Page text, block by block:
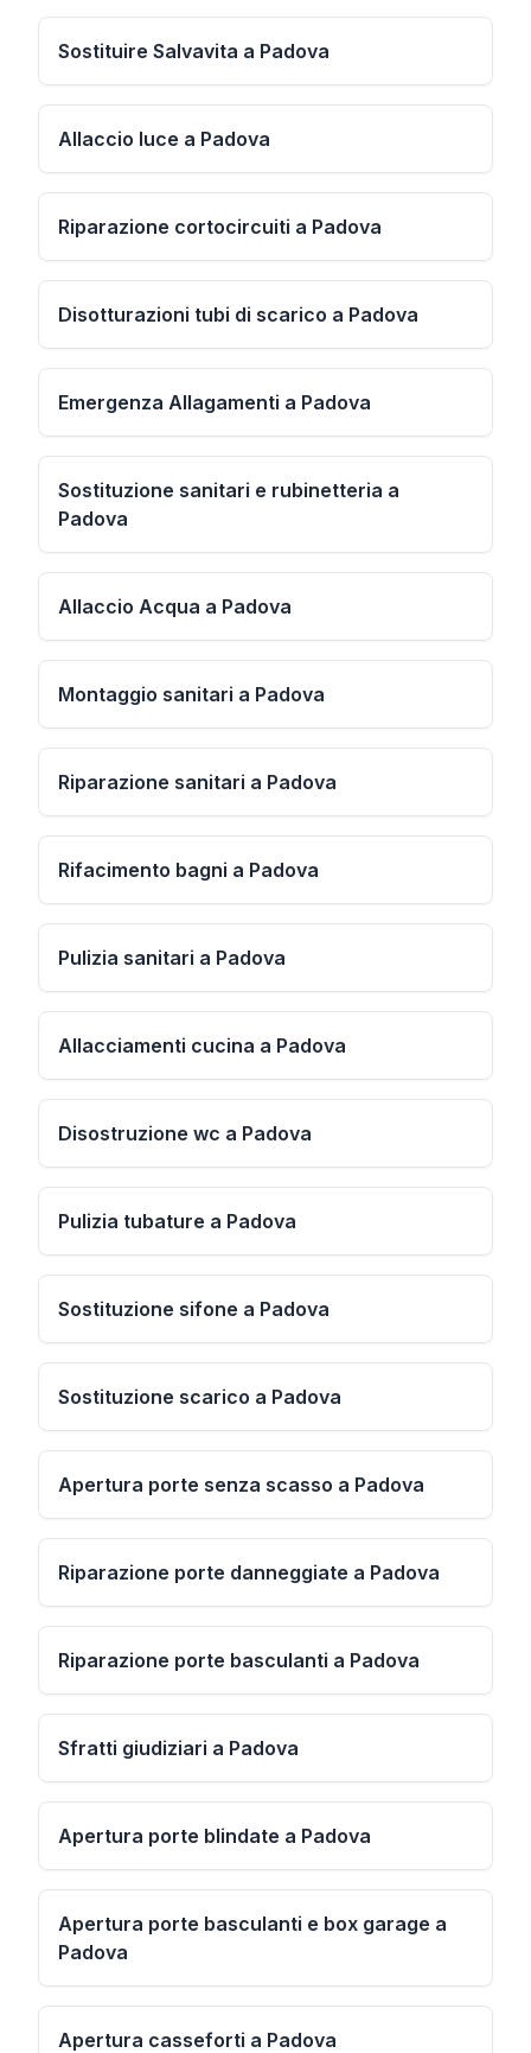
Sostituire Salvavita a Padova
Allaccio luce a Padova
Riparazione cortocircuiti a Padova
Disotturazioni tubi di scarico a Padova
Emergenza Allagamenti a Padova
Sostituzione sanitari e rubinetteria a
Padova
Allaccio Acqua a Padova
Montaggio sanitari a Padova
Riparazione sanitari a Padova
Rifacimento bagni a Padova
Pulizia sanitari a Padova
Allacciamenti cucina a Padova
Disostruzione wc a Padova
Pulizia tubature a Padova
Sostituzione sifone a Padova
Sostituzione scarico a Padova
Apertura porte senza scasso a Padova
Riparazione porte danneggiate a Padova
Riparazione porte basculanti a Padova
Sfratti giudiziari a Padova
Apertura porte blindate a Padova
Apertura porte basculanti e box garage a
Padova
Apertura casseforti a Padova